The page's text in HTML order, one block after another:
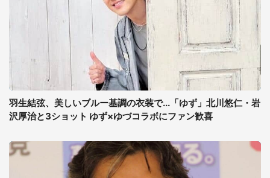
羽生結弦、美しいブルー基調の衣装で...「ゆず」北川悠仁・岩
沢厚治と3ショット ゆず×ゆづコラボにファン歓喜